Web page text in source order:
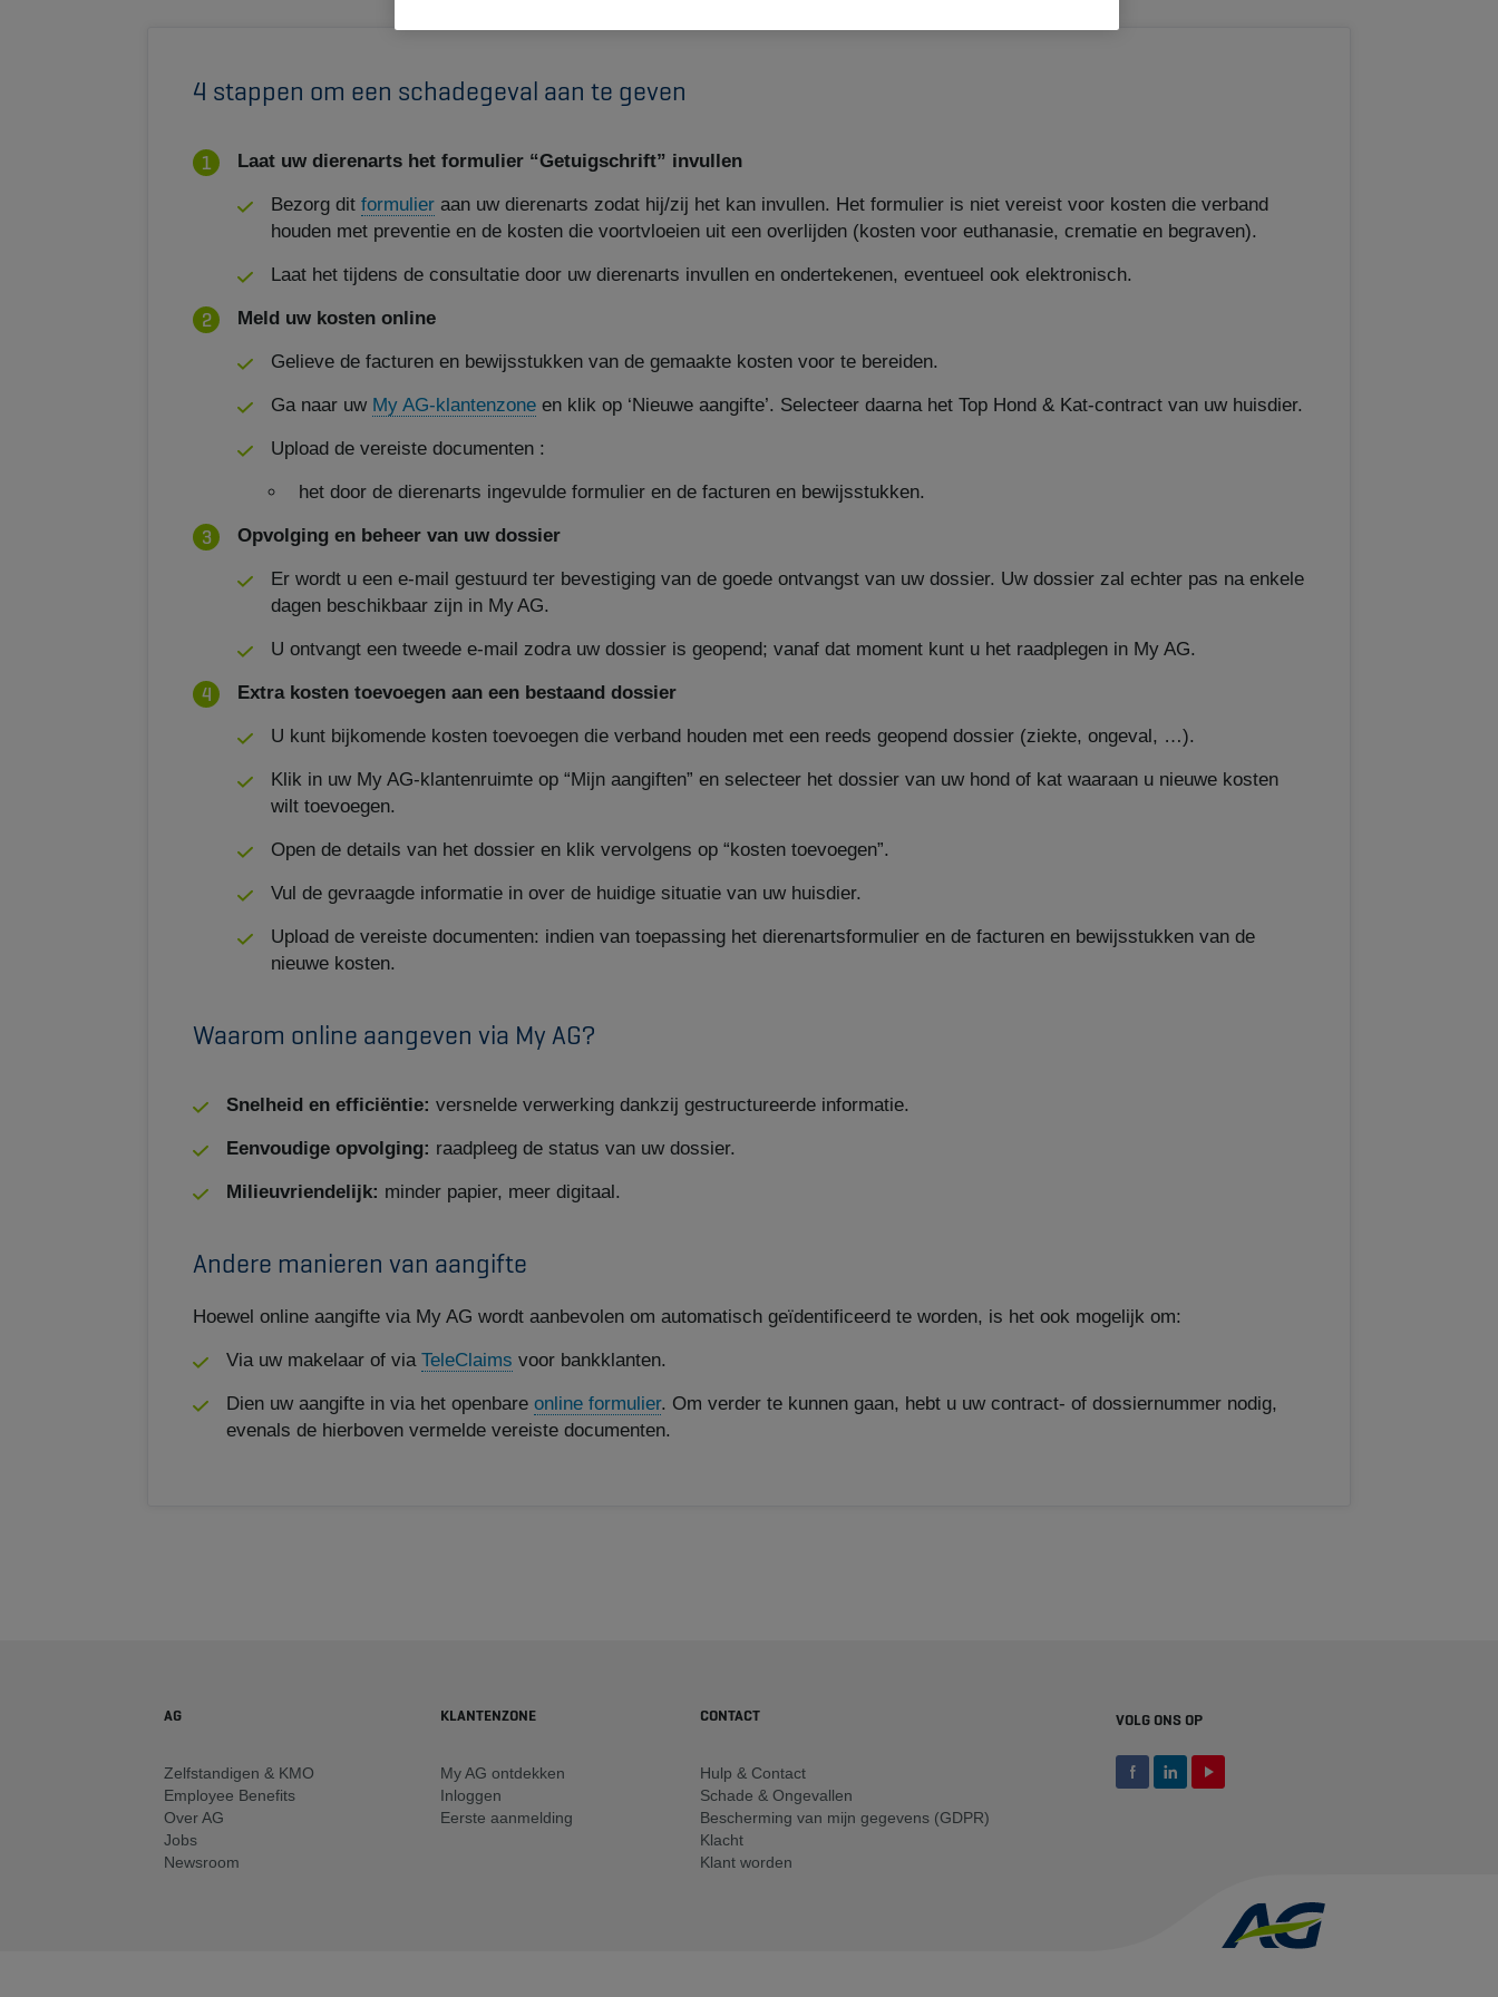
4 stappen om een schadegeval aan te geven
Laat uw dierenarts het formulier “Getuigschrift” invullen
Bezorg dit formulier aan uw dierenarts zodat hij/zij het kan invullen. Het formulier is niet vereist voor kosten die verband
houden met preventie en de kosten die voortvloeien uit een overlijden (kosten voor euthanasie, crematie en begraven).
Laat het tijdens de consultatie door uw dierenarts invullen en ondertekenen, eventueel ook elektronisch.
Meld uw kosten online
Gelieve de facturen en bewijsstukken van de gemaakte kosten voor te bereiden.
Ga naar uw My AG-klantenzone en klik op ‘Nieuwe aangifte’. Selecteer daarna het Top Hond & Kat-contract van uw huisdier.
Upload de vereiste documenten :
het door de dierenarts ingevulde formulier en de facturen en bewijsstukken.
Opvolging en beheer van uw dossier
Er wordt u een e-mail gestuurd ter bevestiging van de goede ontvangst van uw dossier. Uw dossier zal echter pas na enkele
dagen beschikbaar zijn in My AG.
U ontvangt een tweede e-mail zodra uw dossier is geopend; vanaf dat moment kunt u het raadplegen in My AG.
Extra kosten toevoegen aan een bestaand dossier
U kunt bijkomende kosten toevoegen die verband houden met een reeds geopend dossier (ziekte, ongeval, …).
Klik in uw My AG-klantenruimte op “Mijn aangiften” en selecteer het dossier van uw hond of kat waaraan u nieuwe kosten
wilt toevoegen.
Open de details van het dossier en klik vervolgens op “kosten toevoegen”.
Vul de gevraagde informatie in over de huidige situatie van uw huisdier.
Upload de vereiste documenten: indien van toepassing het dierenartsformulier en de facturen en bewijsstukken van de
nieuwe kosten.
Waarom online aangeven via My AG?
Snelheid en efficiëntie: versnelde verwerking dankzij gestructureerde informatie.
Eenvoudige opvolging: raadpleeg de status van uw dossier.
Milieuvriendelijk: minder papier, meer digitaal.
Andere manieren van aangifte
Hoewel online aangifte via My AG wordt aanbevolen om automatisch geïdentificeerd te worden, is het ook mogelijk om:
Via uw makelaar of via TeleClaims voor bankklanten.
Dien uw aangifte in via het openbare online formulier. Om verder te kunnen gaan, hebt u uw contract- of dossiernummer nodig,
evenals de hierboven vermelde vereiste documenten.
AG
Zelfstandigen & KMO
Employee Benefits
Over AG
Jobs
Newsroom
KLANTENZONE
My AG ontdekken
Inloggen
Eerste aanmelding
CONTACT
Hulp & Contact
Schade & Ongevallen
Bescherming van mijn gegevens (GDPR)
Klacht
Klant worden
VOLG ONS OP